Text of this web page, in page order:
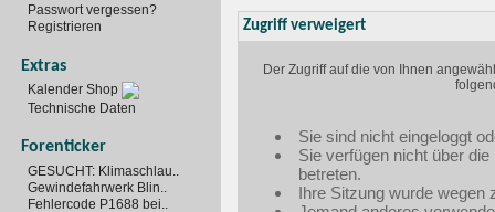
Passwort vergessen?
Registrieren
Extras
Kalender Shop
Technische Daten
Forenticker
GESUCHT: Klimaschlau..
Gewindefahrwerk Blin..
Fehlercode P1688 bei..
Zugriff verweigert
Der Zugriff auf die von Ihnen
Sie sind nicht eingeloggt
Sie verfügen nicht über
betreten.
Ihre Sitzung wurde wegen